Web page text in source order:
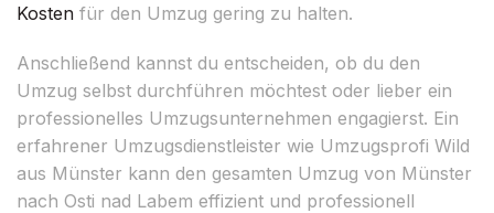
Kosten für den Umzug gering zu halten.
Anschließend kannst du entscheiden, ob du den
Umzug selbst durchführen möchtest oder lieber ein
professionelles Umzugsunternehmen engagierst. Ein
erfahrener Umzugsdienstleister wie Umzugsprofi Wild
aus Münster kann den gesamten Umzug von Münster
nach Osti nad Labem effizient und professionell